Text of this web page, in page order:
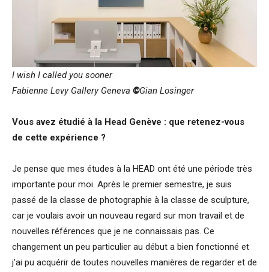
I wish I called you sooner
Fabienne Levy Gallery Geneva ©Gian Losinger
Vous avez étudié à la Head Genève : que retenez-vous
de cette expérience ?
Je pense que mes études à la HEAD ont été une période très
importante pour moi. Après le premier semestre, je suis
passé de la classe de photographie à la classe de sculpture,
car je voulais avoir un nouveau regard sur mon travail et de
nouvelles références que je ne connaissais pas. Ce
changement un peu particulier au début a bien fonctionné et
j’ai pu acquérir de toutes nouvelles manières de regarder et de